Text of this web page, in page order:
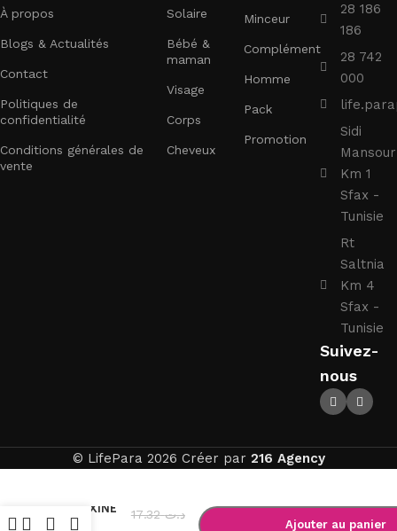
À propos
Blogs & Actualités
Contact
Politiques de
confidentialité
Conditions générales de
vente
Solaire
Bébé &
maman
Visage
Corps
Cheveux
Minceur
Complément
Homme
Pack
Promotion
28 186
186
28 742
000
Sidi
Mansour
Km 1
Sfax -
Tunisie
Rt
Saltnia
Km 4
Sfax -
Tunisie
Suivez-
nous
© LifePara 2026 Créer par 216 Agency
PAROXINE
د.ت17.32
Ajouter au panier